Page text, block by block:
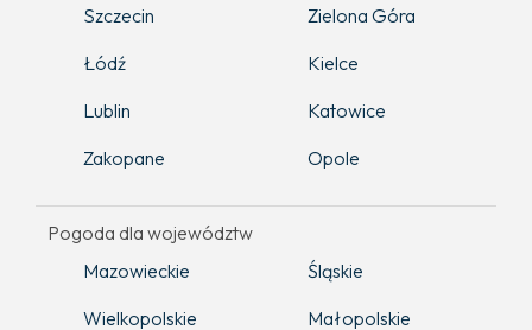
Szczecin
Zielona Góra
Łódź
Kielce
Lublin
Katowice
Zakopane
Opole
Pogoda dla województw
Mazowieckie
Śląskie
Wielkopolskie
Małopolskie